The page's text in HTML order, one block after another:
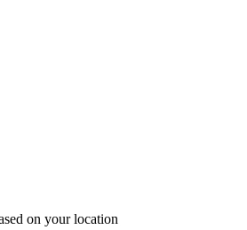
on your location